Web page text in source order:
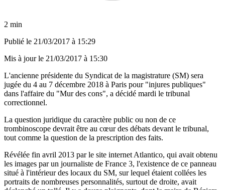
2 min
Publié le 21/03/2017 à 15:29
Mis à jour le 21/03/2017 à 15:30
L'ancienne présidente du Syndicat de la magistrature (SM) sera
jugée du 4 au 7 décembre 2018 à Paris pour "injures publiques"
dans l'affaire du "Mur des cons", a décidé mardi le tribunal
correctionnel.
La question juridique du caractère public ou non de ce
trombinoscope devrait être au cœur des débats devant le tribunal,
tout comme la question de la prescription des faits.
Révélée fin avril 2013 par le site internet Atlantico, qui avait obtenu
les images par un journaliste de France 3, l'existence de ce panneau
situé à l'intérieur des locaux du SM, sur lequel étaient collées les
portraits de nombreuses personnalités, surtout de droite, avait